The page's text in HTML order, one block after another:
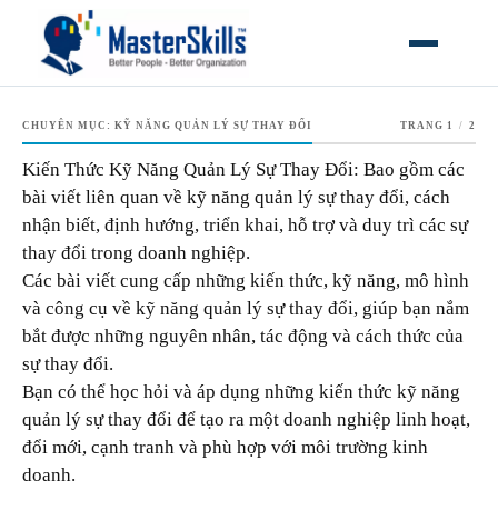
MỞ MENU
CHUYÊN MỤC: KỸ NĂNG QUẢN LÝ SỰ THAY ĐỔI TRANG 1 / 2
Kiến Thức Kỹ Năng Quản Lý Sự Thay Đổi: Bao gồm các
bài viết liên quan về kỹ năng quản lý sự thay đổi, cách
nhận biết, định hướng, triển khai, hỗ trợ và duy trì các sự
thay đổi trong doanh nghiệp.
Các bài viết cung cấp những kiến thức, kỹ năng, mô hình
và công cụ về kỹ năng quản lý sự thay đổi, giúp bạn nắm
bắt được những nguyên nhân, tác động và cách thức của
sự thay đổi.
Bạn có thể học hỏi và áp dụng những kiến thức kỹ năng
quản lý sự thay đổi để tạo ra một doanh nghiệp linh hoạt,
đổi mới, cạnh tranh và phù hợp với môi trường kinh
doanh.